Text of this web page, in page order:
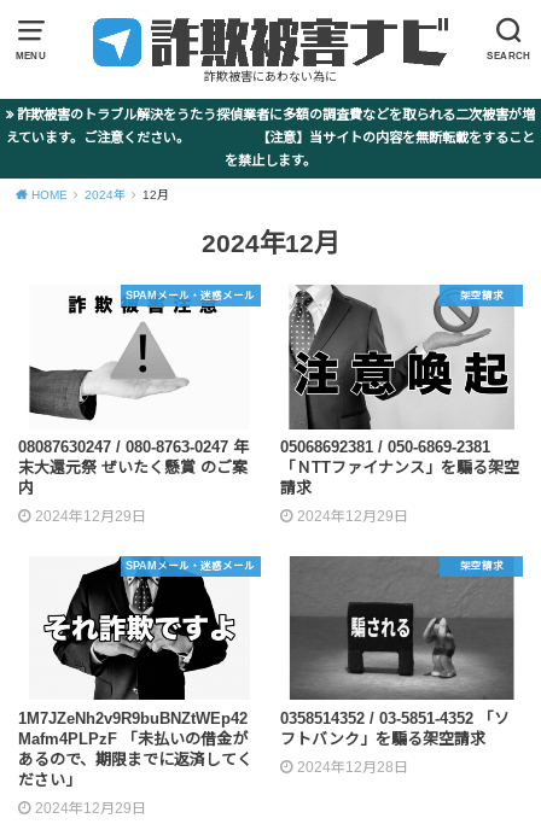
MENU SEARCH
詐欺被害にあわない為に
詐欺被害のトラブル解決をうたう探偵業者に多額の調査費などを取られる二次被害が増
えています。ご注意ください。 【注意】当サイトの内容を無断転載をすること
を禁止します。
HOME 2024年 12月
2024年12月
SPAMメール・迷惑メール
08087630247 / 080-8763-0247 年
末大還元祭 ぜいたく懸賞 のご案
内
2024年12月29日
架空請求
05068692381 / 050-6869-2381
「ＮTTファイナンス」を騙る架空
請求
2024年12月29日
SPAMメール・迷惑メール
1M7JZeNh2v9R9buBNZtWEp42
Mafm4PLPzF 「未払いの借金が
あるので、期限までに返済してく
ださい」
2024年12月29日
架空請求
0358514352 / 03-5851-4352 「ソ
フトバンク」を騙る架空請求
2024年12月28日